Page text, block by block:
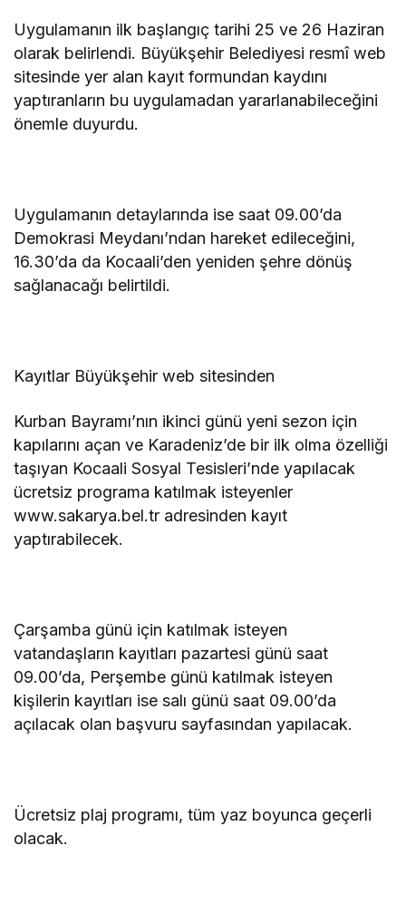
Uygulamanın ilk başlangıç tarihi 25 ve 26 Haziran
olarak belirlendi. Büyükşehir Belediyesi resmî web
sitesinde yer alan kayıt formundan kaydını
yaptıranların bu uygulamadan yararlanabileceğini
önemle duyurdu.
Uygulamanın detaylarında ise saat 09.00’da
Demokrasi Meydanı’ndan hareket edileceğini,
16.30’da da Kocaali’den yeniden şehre dönüş
sağlanacağı belirtildi.
Kayıtlar Büyükşehir web sitesinden
Kurban Bayramı’nın ikinci günü yeni sezon için
kapılarını açan ve Karadeniz’de bir ilk olma özelliği
taşıyan Kocaali Sosyal Tesisleri’nde yapılacak
ücretsiz programa katılmak isteyenler
www.sakarya.bel.tr adresinden kayıt
yaptırabilecek.
Çarşamba günü için katılmak isteyen
vatandaşların kayıtları pazartesi günü saat
09.00’da, Perşembe günü katılmak isteyen
kişilerin kayıtları ise salı günü saat 09.00’da
açılacak olan başvuru sayfasından yapılacak.
Ücretsiz plaj programı, tüm yaz boyunca geçerli
olacak.